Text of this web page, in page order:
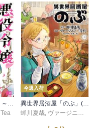
悪役令嬢レベル99 ～私は裏ボスですが魔王ではありません～ その６
Tea
今週入荷
異世界居酒屋「のぶ」(22)
蝉川夏哉, ヴァージニア二等兵